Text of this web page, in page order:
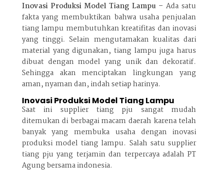
Inovasi Produksi Model Tiang Lampu –Ada satu
fakta yang membuktikan bahwa usaha penjualan
tiang lampu membutuhkan kreatifitas dan inovasi
yang tinggi. Selain mengutamakan kualitas dari
material yang digunakan, tiang lampu juga harus
dibuat dengan model yang unik dan dekoratif.
Sehingga akan menciptakan lingkungan yang
aman, nyaman dan, indah setiap harinya.
Inovasi Produksi Model Tiang Lampu
Saat ini supplier tiang pju sangat mudah
ditemukan di berbagai macam daerah karena telah
banyak yang membuka usaha dengan inovasi
produksi model tiang lampu. Salah satu supplier
tiang pju yang terjamin dan terpercaya adalah PT
Agung bersama indonesia.